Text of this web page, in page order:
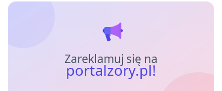
Zareklamuj się na
portalzory.pl!